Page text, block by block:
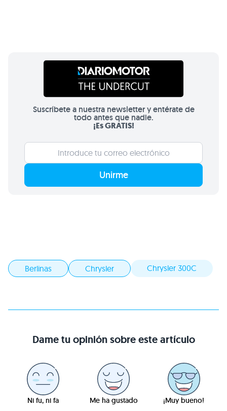
Suscríbete a nuestra newsletter y entérate de
todo antes que nadie.
¡Es GRATIS!
Unirme
Berlinas Chrysler Chrysler 300C
Dame tu opinión sobre este artículo
Ni fu, ni fa Me ha gustado ¡Muy bueno!